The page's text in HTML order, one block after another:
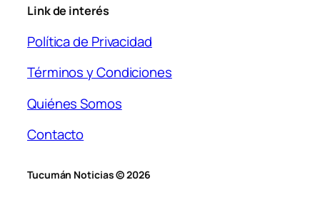
Link de interés
Política de Privacidad
Términos y Condiciones
Quiénes Somos
Contacto
Tucumán Noticias © 2026